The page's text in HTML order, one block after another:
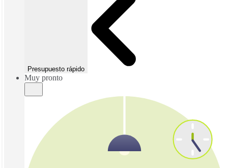
Presupuesto rápido
Muy pronto